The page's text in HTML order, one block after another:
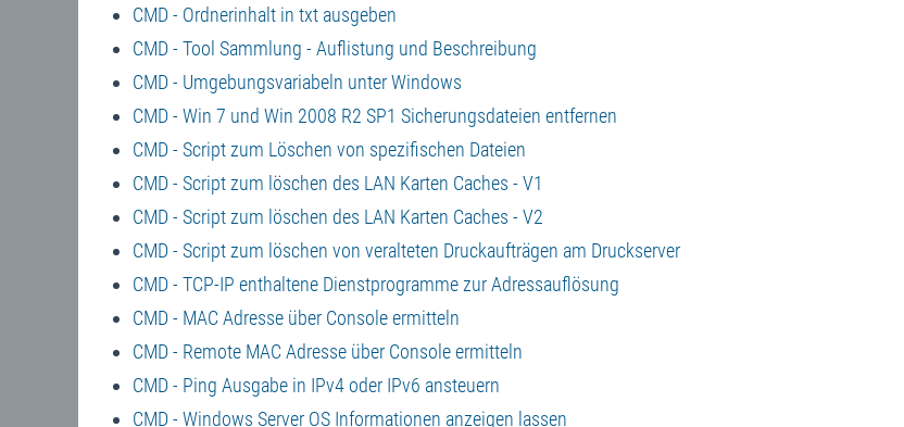
CMD - Ordnerinhalt in txt ausgeben
CMD - Tool Sammlung - Auflistung und Beschreibung
CMD - Umgebungsvariabeln unter Windows
CMD - Win 7 und Win 2008 R2 SP1 Sicherungsdateien entfernen
CMD - Script zum Löschen von spezifischen Dateien
CMD - Script zum löschen des LAN Karten Caches - V1
CMD - Script zum löschen des LAN Karten Caches - V2
CMD - Script zum löschen von veralteten Druckaufträgen am Druckserver
CMD - TCP-IP enthaltene Dienstprogramme zur Adressauflösung
CMD - MAC Adresse über Console ermitteln
CMD - Remote MAC Adresse über Console ermitteln
CMD - Ping Ausgabe in IPv4 oder IPv6 ansteuern
CMD - Windows Server OS Informationen anzeigen lassen